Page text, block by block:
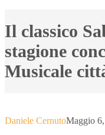
Il classico
stagione
Musicale
Daniele CernutoMaggio